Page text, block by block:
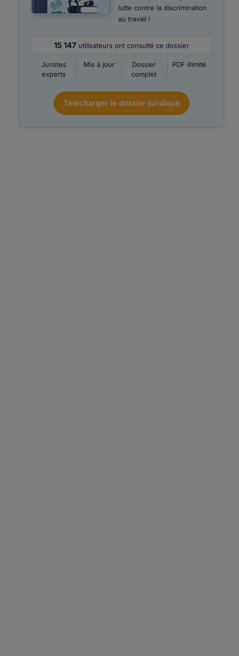
lutte contre la discrimination
au travail !
15 147 utilisateurs ont consulté ce dossier
Juristes
experts
Mis à jour
Dossier
complet
PDF illimité
Télécharger le dossier juridique